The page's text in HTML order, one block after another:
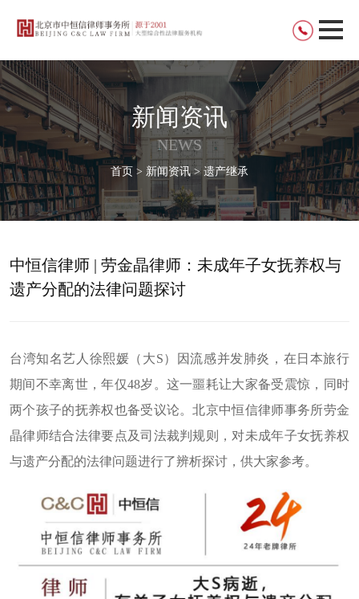
新闻资讯
NEWS
首页 > 新闻资讯 > 遗产继承
中恒信律师 | 劳金晶律师：未成年子女抚养权与
遗产分配的法律问题探讨
台湾知名艺人徐熙媛（大S）因流感并发肺炎，在日本旅行
期间不幸离世，年仅48岁。这一噩耗让大家备受震惊，同时
两个孩子的抚养权也备受议论。北京中恒信律师事务所劳金
晶律师结合法律要点及司法裁判规则，对未成年子女抚养权
与遗产分配的法律问题进行了辨析探讨，供大家参考。